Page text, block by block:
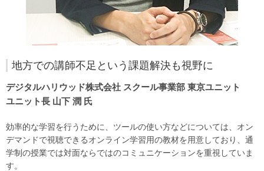
地方での講師不足という課題解決も視野に
デジタルハリウッド株式会社 スクール事業部 東京ユニット
ユニット長 山下 潤 氏
効率的な学習を行うために、ツールの使い方などについては、オン
デマンドで視聴できるオンライン学習用の教材を用意しており、通
学制の授業では対面ならではのコミュニケーションを重視していま
す。